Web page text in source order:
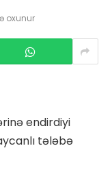
oxunur
endirdiyi
tələbə